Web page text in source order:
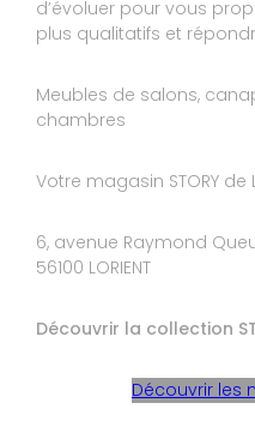
pas grande chose
10 Les poseurs sont
Publié le 13/04/2024
d’évoluer pour vous
plus qualitatifs et
Meubles de salons,
chambres
Votre magasin STORY
6, avenue Raymond
56100 LORIENT
Découvrir la collection
Découvrir les